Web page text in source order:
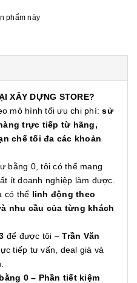
phẩm này
XÂY DỰNG STORE?
mô hình tối ưu chi phí:sử
trực tiếp từ hãng,
chế tối đa các khoản
bằng 0, tôi có thể mang
ít doanh nghiệp làm được.
có thể linh động theo
nhu cầu của từng khách
để được tôi –Trần Văn
tiếp tư vấn, deal giá và
0 – Phần tiết kiệm